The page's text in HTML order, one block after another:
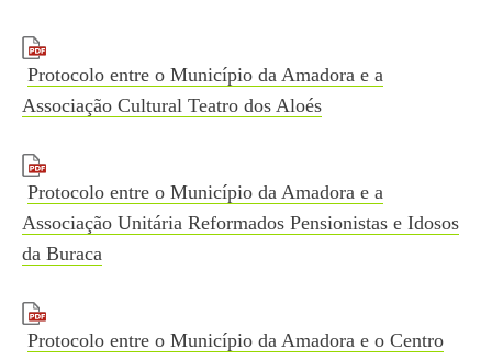
Protocolo entre o Município da Amadora e a
Associação Cultural Teatro dos Aloés
Protocolo entre o Município da Amadora e a
Associação Unitária Reformados Pensionistas e Idosos
da Buraca
Protocolo entre o Município da Amadora e o Centro